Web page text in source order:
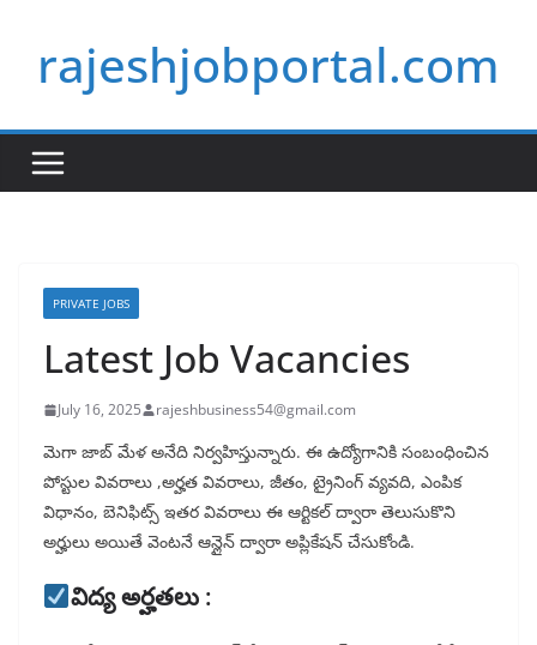
contentrajeshjobportal.com
PRIVATE JOBS
Latest Job Vacancies
July 16, 2025 rajeshbusiness54@gmail.com
మెగా జాబ్ మేళ అనేది నిర్వహిస్తున్నారు. ఈ ఉద్యోగానికి సంబంధించిన
పోస్టుల వివరాలు ,అర్హత వివరాలు, జీతం, ట్రైనింగ్ వ్యవది, ఎంపిక
విధానం, బెనిఫిట్స్ ఇతర వివరాలు ఈ ఆర్టికల్ ద్వారా తెలుసుకొని
అర్హులు అయితే వెంటనే ఆన్లైన్ ద్వారా అప్లికేషన్ చేసుకోండి.
విద్య అర్హతలు :